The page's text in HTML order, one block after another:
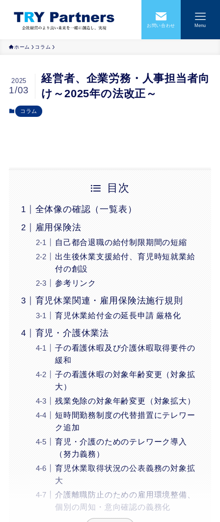
お問い合わせ Menu
ホーム コラム
経営者、企業労務・人事担当者向
け～2025年の法改正～
2025
1/03
コラム
目次
全体像の確認（一覧表）
雇用保険法
自己都合退職の給付制限期間の短縮
出生後休業支援給付、育児時短就業給
付の創設
参考リンク
育児休業関連・雇用保険法施行規則
育児休業給付金の延長申請 厳格化
育児・介護休業法
子の看護休暇及び介護休暇取得要件の
緩和
子の看護休暇の対象年齢変更（対象拡
大）
残業免除の対象年齢変更（対象拡大）
短時間勤務制度の代替措置にテレワー
ク追加
育児・介護のためのテレワーク導入
（努力義務）
育児休業取得状況の公表義務の対象拡
大
介護離職防止のための雇用環境整備、
個別の周知・意向確認の義務化